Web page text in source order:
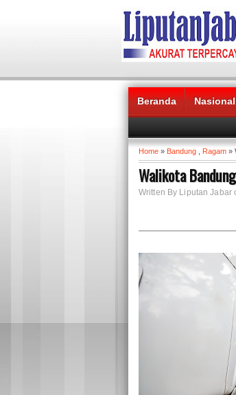
Beranda Nasional
Headlines News :
Home » Bandung Ragam »
Walikota
Written By Liputan Jabar